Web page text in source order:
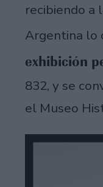
recibiendo a
Argentina lo
exhibición
832, y se
el Museo